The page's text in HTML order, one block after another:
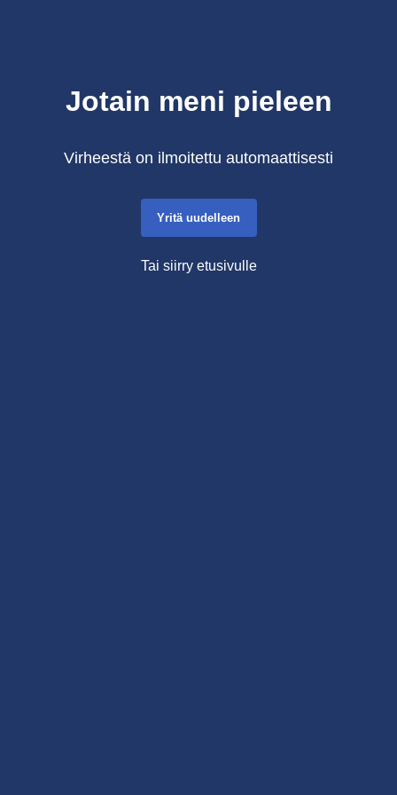
Jotain meni pieleen
Virheestä on ilmoitettu automaattisesti
Yritä uudelleen
Tai siirry etusivulle